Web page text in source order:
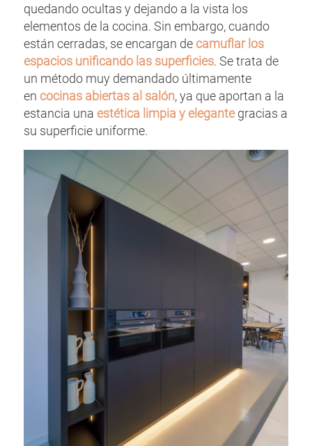
quedando ocultas y dejando a la vista los
elementos de la cocina. Sin embargo, cuando
están cerradas, se encargan de camuflar los
espacios unificando las superficies. Se trata de
un método muy demandado últimamente
en cocinas abiertas al salón, ya que aportan a la
estancia una estética limpia y elegantegracias a
su superficie uniforme.